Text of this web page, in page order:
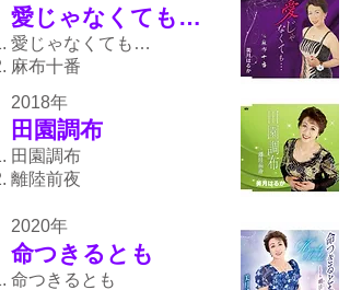
愛じゃなくても…
愛じゃなくても…
麻布十番
2018年
田園調布
田園調布
離陸前夜
2020年
命つきるとも
命つきるとも